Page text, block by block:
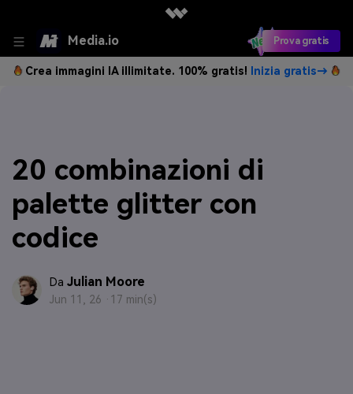
Media.io Prova gratis
Crea immagini IA illimitate. 100% gratis! Inizia gratis→
20 combinazioni di
palette glitter con
codice
Da Julian Moore
Jun 11, 26 · 17 min(s)